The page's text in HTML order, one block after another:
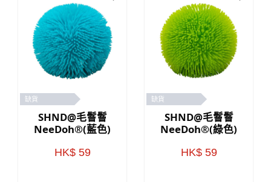
缺貨
SHND@毛鬙鬙
NeeDoh®(藍色)
HK$ 59
缺貨
SHND@毛鬙鬙
NeeDoh®(綠色)
HK$ 59